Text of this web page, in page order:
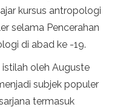
kursus antropologi
selama Pencerahan
di abad ke -19.
oleh Auguste
subjek populer
termasuk